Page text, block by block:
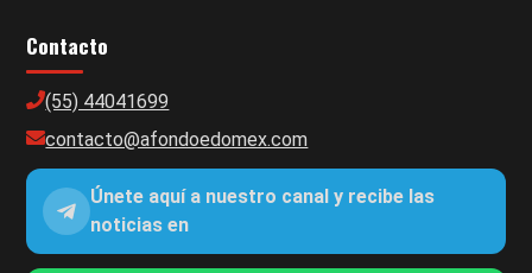
Contacto
(55) 44041699
contacto@afondoedomex.com
Únete aquí a nuestro canal y recibe las
noticias en